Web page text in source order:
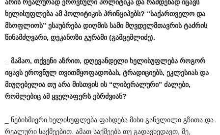
არის რეალურად ეროვნული პოლიტიკა და რამდენად იცავს
ხელისუფლება ამ პოლიტიკის პრინციპებს? “საქართველო და
მსოფლიოს” ესაუბრება დიღმის სამი მღვდელმთავრის ტაძრის
წინამძღვარი, დეკანოზი გურამი (გამცემლიძე).
მამაო, თქვენი აზრით, დღევანდელი ხელისუფლება როგორ
იცავს ეროვნულ თვითმყოფადობას, ტრადიციებს, ეკლესიას და
მიუღებელია თუ არა მისთვის ის“ლიბერალური” ძალები,
რომლებიც ამ ყველაფერს ებრძვიან?
_ ნებისმიერი ხელისუფლება ფასდება მისი განვლილი გზითა და
რეალური საქმეებით. ამათ საქმეებს თუ გადავხედავთ, მე,